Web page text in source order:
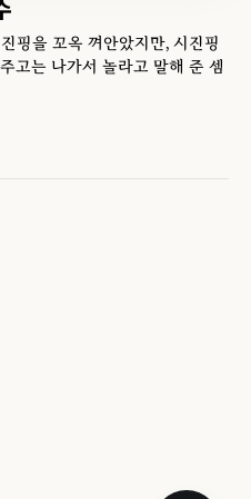
핑을 꼬옥 껴안았지만, 시진핑
고는 나가서 놀라고 말해 준 셈